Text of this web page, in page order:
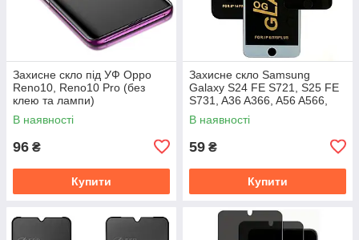
Захисне скло під УФ Oppo
Reno10, Reno10 Pro (без
клею та лампи)
В наявності
96 ₴
Купити
Захисне скло Samsung
Galaxy S24 FE S721, S25 FE
S731, A36 A366, A56 A566,
M56 M566 (Full Glue)
В наявності
59 ₴
Купити